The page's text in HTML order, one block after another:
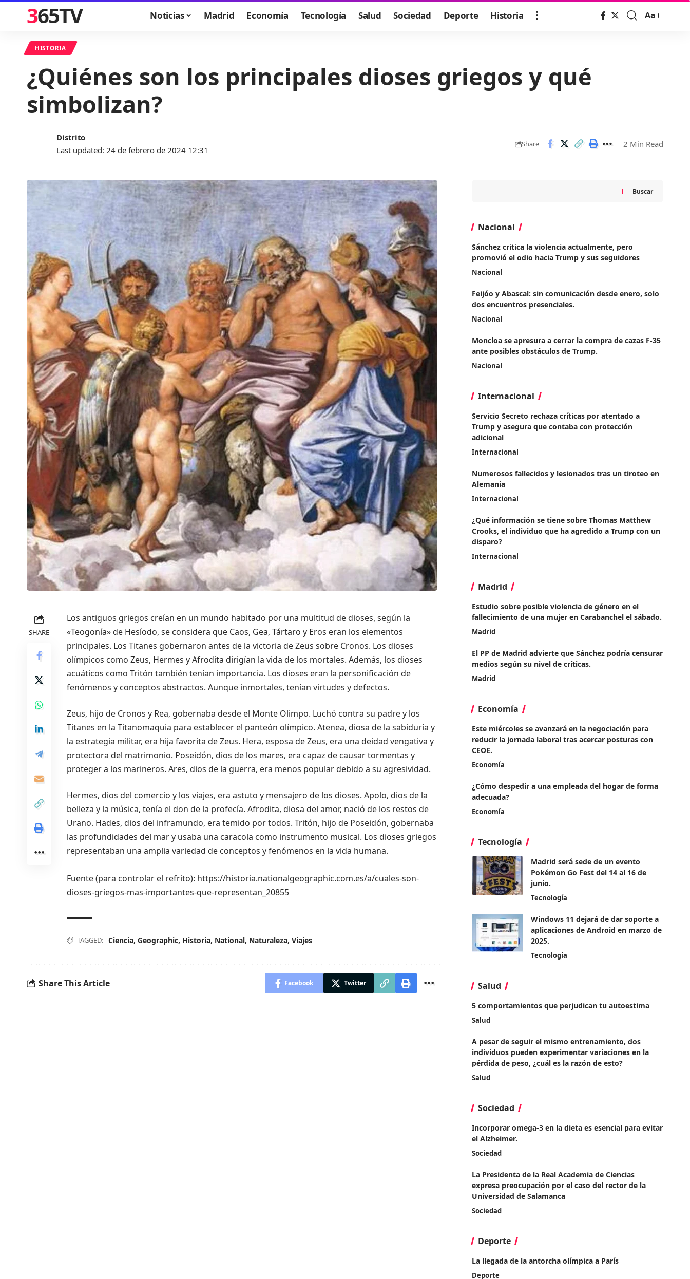
365TV Noticias Madrid Economía Tecnología Salud Sociedad Deporte Historia
Font
Aa
HISTORIA
¿Quiénes son los principales dioses griegos y qué
simbolizan?
Last updated: 24 de febrero de 2024 12:31
Distrito
Share 2 Min Read
SHARE
Los antiguos griegos creían en un mundo habitado por una multitud de dioses, según la
«Teogonía» de Hesíodo, se considera que Caos, Gea, Tártaro y Eros eran los elementos
principales. Los Titanes gobernaron antes de la victoria de Zeus sobre Cronos. Los dioses
olímpicos como Zeus, Hermes y Afrodita dirigían la vida de los mortales. Además, los dioses
acuáticos como Tritón también tenían importancia. Los dioses eran la personificación de
fenómenos y conceptos abstractos. Aunque inmortales, tenían virtudes y defectos.
Zeus, hijo de Cronos y Rea, gobernaba desde el Monte Olimpo. Luchó contra su padre y los
Titanes en la Titanomaquia para establecer el panteón olímpico. Atenea, diosa de la sabiduría y
la estrategia militar, era hija favorita de Zeus. Hera, esposa de Zeus, era una deidad vengativa y
protectora del matrimonio. Poseidón, dios de los mares, era capaz de causar tormentas y
proteger a los marineros. Ares, dios de la guerra, era menos popular debido a su agresividad.
Hermes, dios del comercio y los viajes, era astuto y mensajero de los dioses. Apolo, dios de la
belleza y la música, tenía el don de la profecía. Afrodita, diosa del amor, nació de los restos de
Urano. Hades, dios del inframundo, era temido por todos. Tritón, hijo de Poseidón, gobernaba
las profundidades del mar y usaba una caracola como instrumento musical. Los dioses griegos
representaban una amplia variedad de conceptos y fenómenos en la vida humana.
Fuente (para controlar el refrito): https://historia.nationalgeographic.com.es/a/cuales-son-
dioses-griegos-mas-importantes-que-representan_20855
TAGGED: Ciencia, Geographic, Historia, National, Naturaleza, Viajes
Share This Article Facebook Twitter
Buscar
Nacional
Sánchez critica la violencia actualmente, pero
promovió el odio hacia Trump y sus seguidores
Nacional
Feijóo y Abascal: sin comunicación desde enero, solo
dos encuentros presenciales.
Nacional
Moncloa se apresura a cerrar la compra de cazas F-35
ante posibles obstáculos de Trump.
Nacional
Internacional
Servicio Secreto rechaza críticas por atentado a
Trump y asegura que contaba con protección
adicional
Internacional
Numerosos fallecidos y lesionados tras un tiroteo en
Alemania
Internacional
¿Qué información se tiene sobre Thomas Matthew
Crooks, el individuo que ha agredido a Trump con un
disparo?
Internacional
Madrid
Estudio sobre posible violencia de género en el
fallecimiento de una mujer en Carabanchel el sábado.
Madrid
El PP de Madrid advierte que Sánchez podría censurar
medios según su nivel de críticas.
Madrid
Economía
Este miércoles se avanzará en la negociación para
reducir la jornada laboral tras acercar posturas con
CEOE.
Economía
¿Cómo despedir a una empleada del hogar de forma
adecuada?
Economía
Tecnología
Madrid será sede de un evento
Pokémon Go Fest del 14 al 16 de
junio.
Tecnología
Windows 11 dejará de dar soporte a
aplicaciones de Android en marzo de
2025.
Tecnología
Salud
5 comportamientos que perjudican tu autoestima
Salud
A pesar de seguir el mismo entrenamiento, dos
individuos pueden experimentar variaciones en la
pérdida de peso, ¿cuál es la razón de esto?
Salud
Sociedad
Incorporar omega-3 en la dieta es esencial para evitar
el Alzheimer.
Sociedad
La Presidenta de la Real Academia de Ciencias
expresa preocupación por el caso del rector de la
Universidad de Salamanca
Sociedad
Deporte
La llegada de la antorcha olímpica a París
Deporte